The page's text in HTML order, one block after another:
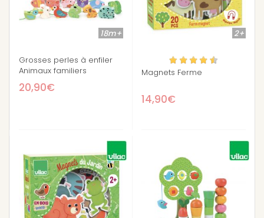
18m+
Grosses perles à enfiler
Animaux familiers
20,90€
2+
Magnets Ferme
14,90€